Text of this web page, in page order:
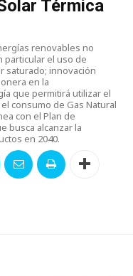
Térmica
renovables no
particular el uso de
saturado; innovación
en la
que permitirá utilizar el
consumo de Gas Natural
con el Plan de
busca alcanzar la
en 2040.